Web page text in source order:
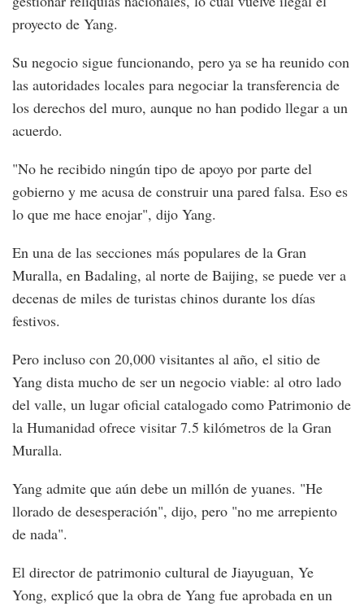
proyecto de Yang.
Su negocio sigue funcionando, pero ya se ha reunido con
las autoridades locales para negociar la transferencia de
los derechos del muro, aunque no han podido llegar a un
acuerdo.
"No he recibido ningún tipo de apoyo por parte del
gobierno y me acusa de construir una pared falsa. Eso es
lo que me hace enojar", dijo Yang.
En una de las secciones más populares de la Gran
Muralla, en Badaling, al norte de Baijing, se puede ver a
decenas de miles de turistas chinos durante los días
festivos.
Pero incluso con 20,000 visitantes al año, el sitio de
Yang dista mucho de ser un negocio viable: al otro lado
del valle, un lugar oficial catalogado como Patrimonio de
la Humanidad ofrece visitar 7.5 kilómetros de la Gran
Muralla.
Yang admite que aún debe un millón de yuanes. "He
llorado de desesperación", dijo, pero "no me arrepiento
de nada".
El director de patrimonio cultural de Jiayuguan, Ye
Yong, explicó que la obra de Yang fue aprobada en un